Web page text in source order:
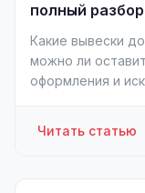
полный разбор
Какие вывески
можно ли
оформления и
Читать статью